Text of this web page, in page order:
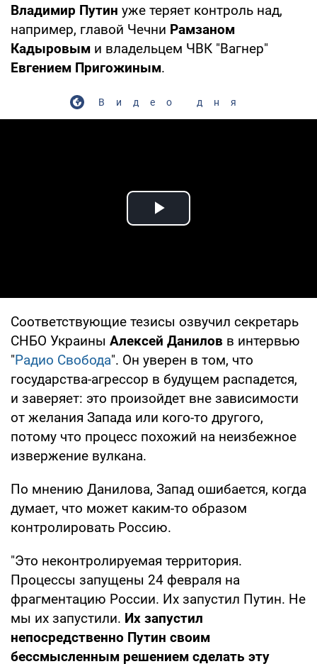
Владимир Путин уже теряет контроль над,
например, главой Чечни Рамзаном
Кадыровым и владельцем ЧВК "Вагнер"
Евгением Пригожиным.
Видео дня
Play Video
Соответствующие тезисы озвучил секретарь
СНБО Украины Алексей Данилов в интервью
"Радио Свобода". Он уверен в том, что
государства-агрессор в будущем распадется,
и заверяет: это произойдет вне зависимости
от желания Запада или кого-то другого,
потому что процесс похожий на неизбежное
извержение вулкана.
По мнению Данилова, Запад ошибается, когда
думает, что может каким-то образом
контролировать Россию.
"Это неконтролируемая территория.
Процессы запущены 24 февраля на
фрагментацию России. Их запустил Путин. Не
мы их запустили. Их запустил
непосредственно Путин своим
бессмысленным решением сделать эту